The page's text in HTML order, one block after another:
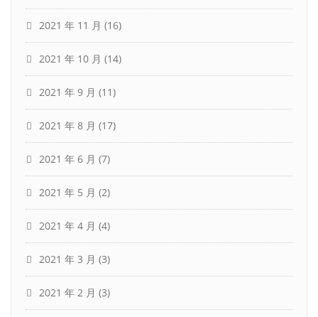
2021 年 11 月 (16)
2021 年 10 月 (14)
2021 年 9 月 (11)
2021 年 8 月 (17)
2021 年 6 月 (7)
2021 年 5 月 (2)
2021 年 4 月 (4)
2021 年 3 月 (3)
2021 年 2 月 (3)